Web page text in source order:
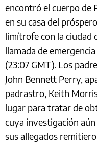
encontró el cuerpo de
en su casa del
limítrofe con la ciudad
llamada de
(23:07 GMT). Los
John Bennett Perry,
padrastro, Keith
lugar para tratar de
cuya investigación
sus allegados